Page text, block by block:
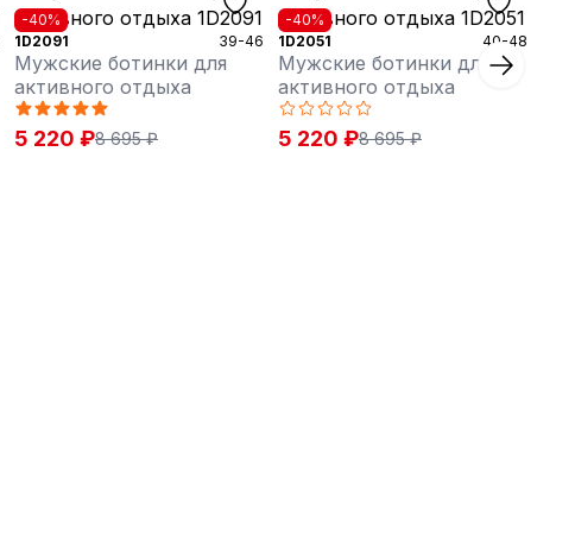
-40%
1D2091
39-46
Мужские ботинки для
активного отдыха
5 220 ₽8 695 ₽
-40%
1D2051
40-48
Мужские ботинки для
активного отдыха
5 220 ₽8 695 ₽